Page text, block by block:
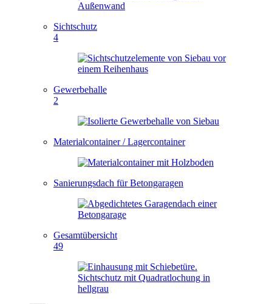
Sichtschutz
4
Gewerbehalle
2
Materialcontainer / Lagercontainer
Sanierungsdach für Betongaragen
Gesamtübersicht
49